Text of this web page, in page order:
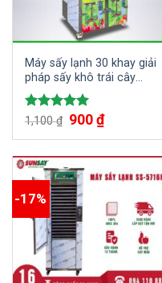
Máy sấy lạnh 30 khay giải
pháp sấy khô trái cây
nhanh chóng và đồng
đều
Được xếp
1,100₫ Giá
gốc
là:
900₫Giá
hiện
tại
900 ₫.
-17%